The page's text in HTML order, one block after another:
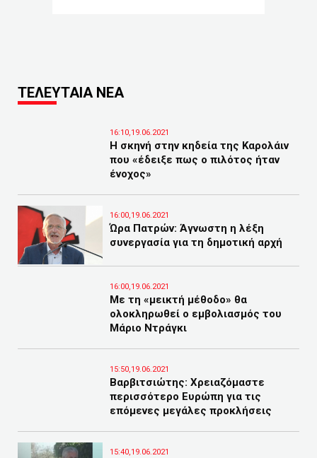
ΤΕΛΕΥΤΑΙΑ ΝΕΑ
16:10,19.06.2021
Η σκηνή στην κηδεία της Καρολάιν
που «έδειξε πως ο πιλότος ήταν
ένοχος»
16:00,19.06.2021
Ώρα Πατρών: Άγνωστη η λέξη
συνεργασία για τη δημοτική αρχή
16:00,19.06.2021
Με τη «μεικτή μέθοδο» θα
ολοκληρωθεί ο εμβολιασμός του
Μάριο Ντράγκι
15:50,19.06.2021
Βαρβιτσιώτης: Χρειαζόμαστε
περισσότερο Ευρώπη για τις
επόμενες μεγάλες προκλήσεις
15:40,19.06.2021